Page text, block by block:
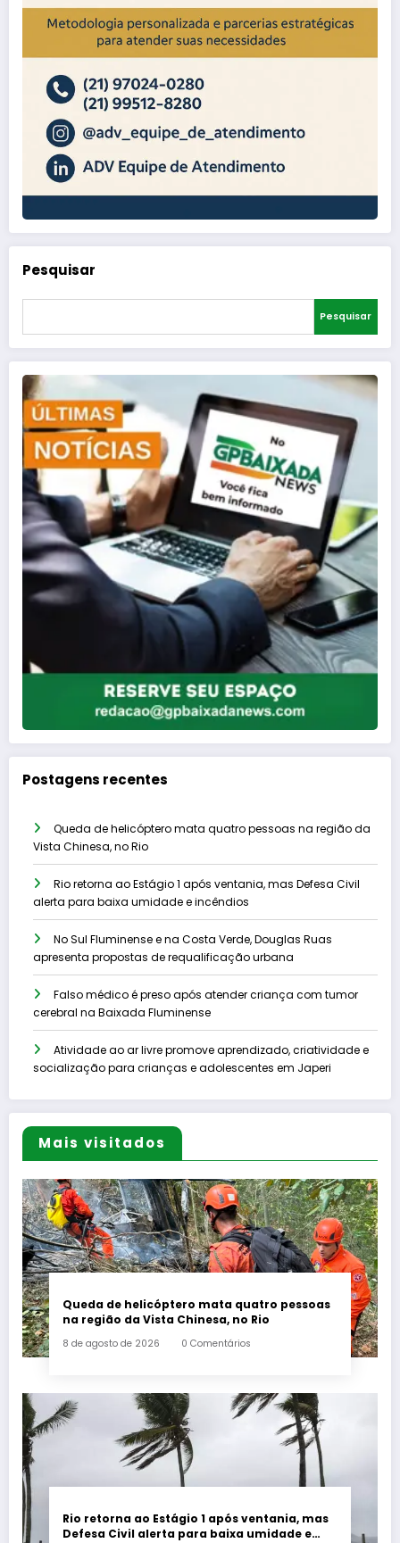
Pesquisar
Pesquisar
Postagens recentes
Queda de helicóptero mata quatro pessoas na região da
Vista Chinesa, no Rio
Rio retorna ao Estágio 1 após ventania, mas Defesa Civil
alerta para baixa umidade e incêndios
No Sul Fluminense e na Costa Verde, Douglas Ruas
apresenta propostas de requalificação urbana
Falso médico é preso após atender criança com tumor
cerebral na Baixada Fluminense
Atividade ao ar livre promove aprendizado, criatividade e
socialização para crianças e adolescentes em Japeri
Mais visitados
Queda de helicóptero mata quatro pessoas
na região da Vista Chinesa, no Rio
8 de agosto de 2026 0 Comentários
Rio retorna ao Estágio 1 após ventania, mas
Defesa Civil alerta para baixa umidade e